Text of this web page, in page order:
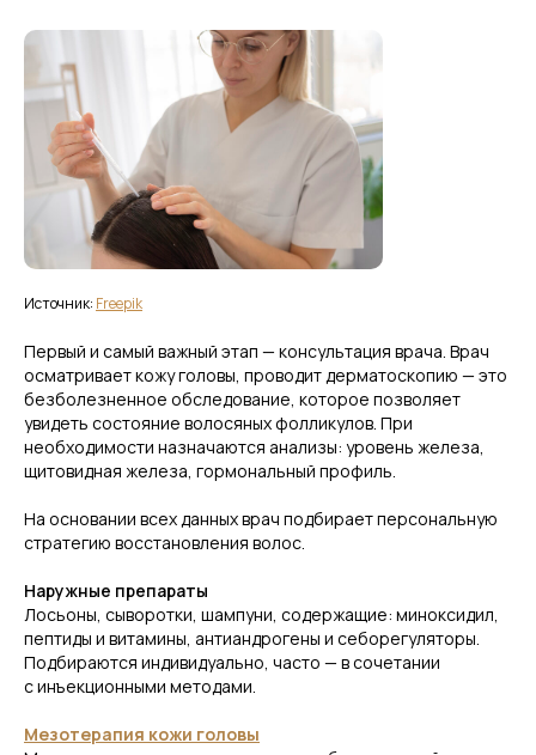
Источник: Freepik
Первый и самый важный этап — консультация врача. Врач
осматривает кожу головы, проводит дерматоскопию — это
безболезненное обследование, которое позволяет
увидеть состояние волосяных фолликулов. При
необходимости назначаются анализы: уровень железа,
щитовидная железа, гормональный профиль.
На основании всех данных врач подбирает персональную
стратегию восстановления волос.
Наружные препараты
Лосьоны, сыворотки, шампуни, содержащие: миноксидил,
пептиды и витамины, антиандрогены и себорегуляторы.
Подбираются индивидуально, часто — в сочетании
с инъекционными методами.
Мезотерапия кожи головы